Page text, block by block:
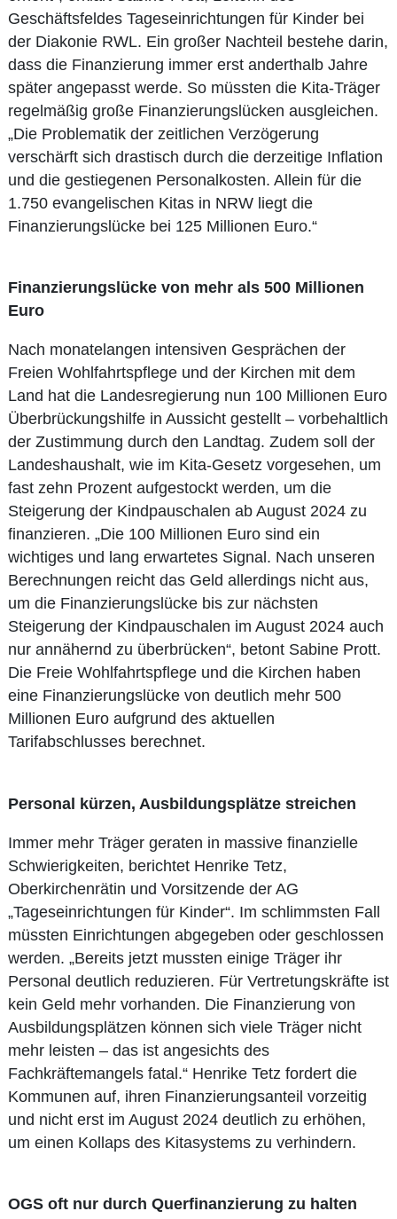
Geschäftsfeldes Tageseinrichtungen für Kinder bei
der Diakonie RWL. Ein großer Nachteil bestehe darin,
dass die Finanzierung immer erst anderthalb Jahre
später angepasst werde. So müssten die Kita-Träger
regelmäßig große Finanzierungslücken ausgleichen.
„Die Problematik der zeitlichen Verzögerung
verschärft sich drastisch durch die derzeitige Inflation
und die gestiegenen Personalkosten. Allein für die
1.750 evangelischen Kitas in NRW liegt die
Finanzierungslücke bei 125 Millionen Euro.“
Finanzierungslücke von mehr als 500 Millionen
Euro
Nach monatelangen intensiven Gesprächen der
Freien Wohlfahrtspflege und der Kirchen mit dem
Land hat die Landesregierung nun 100 Millionen Euro
Überbrückungshilfe in Aussicht gestellt – vorbehaltlich
der Zustimmung durch den Landtag. Zudem soll der
Landeshaushalt, wie im Kita-Gesetz vorgesehen, um
fast zehn Prozent aufgestockt werden, um die
Steigerung der Kindpauschalen ab August 2024 zu
finanzieren. „Die 100 Millionen Euro sind ein
wichtiges und lang erwartetes Signal. Nach unseren
Berechnungen reicht das Geld allerdings nicht aus,
um die Finanzierungslücke bis zur nächsten
Steigerung der Kindpauschalen im August 2024 auch
nur annähernd zu überbrücken“, betont Sabine Prott.
Die Freie Wohlfahrtspflege und die Kirchen haben
eine Finanzierungslücke von deutlich mehr 500
Millionen Euro aufgrund des aktuellen
Tarifabschlusses berechnet.
Personal kürzen, Ausbildungsplätze streichen
Immer mehr Träger geraten in massive finanzielle
Schwierigkeiten, berichtet Henrike Tetz,
Oberkirchenrätin und Vorsitzende der AG
„Tageseinrichtungen für Kinder“. Im schlimmsten Fall
müssten Einrichtungen abgegeben oder geschlossen
werden. „Bereits jetzt mussten einige Träger ihr
Personal deutlich reduzieren. Für Vertretungskräfte ist
kein Geld mehr vorhanden. Die Finanzierung von
Ausbildungsplätzen können sich viele Träger nicht
mehr leisten – das ist angesichts des
Fachkräftemangels fatal.“ Henrike Tetz fordert die
Kommunen auf, ihren Finanzierungsanteil vorzeitig
und nicht erst im August 2024 deutlich zu erhöhen,
um einen Kollaps des Kitasystems zu verhindern.
OGS oft nur durch Querfinanzierung zu halten